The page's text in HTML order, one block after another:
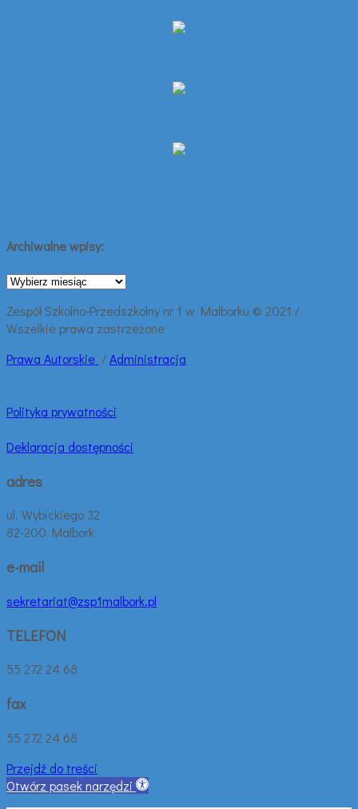
Archiwalne wpisy:
Archiwalne
Zespół Szkolno-Przedszkolny nr 1 w Malborku © 2021 /
Wszelkie prawa zastrzeżone
Prawa Autorskie /Administracja
Polityka prywatności
Deklaracja dostępności
adres
ul. Wybickiego 32
82-200 Malbork
e-mail
sekretariat@zsp1malbork.pl
TELEFON
55 272 24 68
fax
55 272 24 68
Przejdź do treści
Otwórz pasek narzędzi